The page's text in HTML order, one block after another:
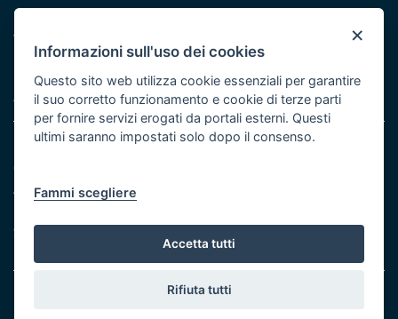
Protezione civile
Vai al sito di Protezione Civile Puglia
Iniziativa finanziata con risorse del POR Puglia 2014/2020 -
Asse XI
Note legali
Cookie e privacy
Atti di notifica
Servizi Intranet
© Regione Puglia
×
Informazioni sull'uso dei cookies
Questo sito web utilizza cookie essenziali per garantire
il suo corretto funzionamento e cookie di terze parti
per fornire servizi erogati da portali esterni. Questi
ultimi saranno impostati solo dopo il consenso.
Fammi scegliere
Accetta tutti
Rifiuta tutti